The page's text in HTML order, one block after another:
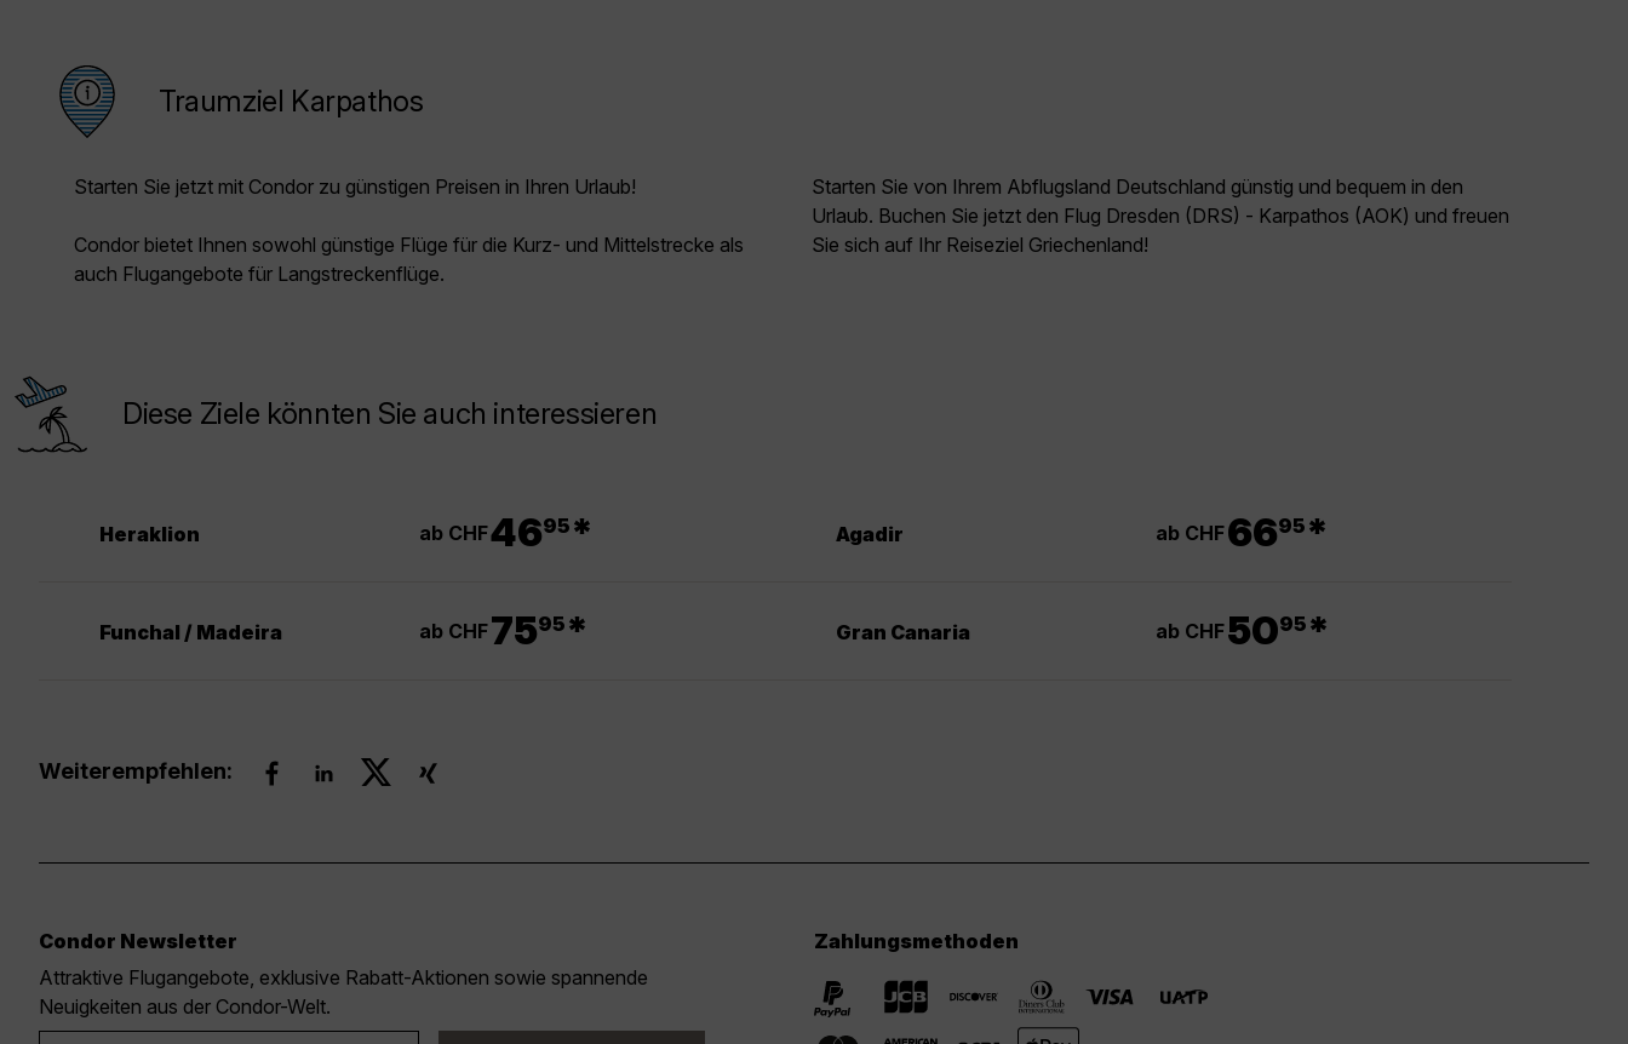
Traumziel Karpathos
Starten Sie jetzt mit Condor zu günstigen Preisen in Ihren Urlaub!
Condor bietet Ihnen sowohl günstige Flüge für die Kurz- und Mittelstrecke als
auch Flugangebote für Langstreckenflüge.
Starten Sie von Ihrem Abflugsland Deutschland günstig und bequem in den
Urlaub. Buchen Sie jetzt den Flug Dresden (DRS) - Karpathos (AOK) und freuen
Sie sich auf Ihr Reiseziel Griechenland!
Diese Ziele könnten Sie auch interessieren
Heraklion ab CHF4695 * Agadir ab CHF6695 *
Funchal / Madeira ab CHF7595 * Gran Canaria ab CHF5095 *
Weiterempfehlen:
Condor Newsletter
Attraktive Flugangebote, exklusive Rabatt-Aktionen sowie spannende
Neuigkeiten aus der Condor-Welt.
Zahlungsmethoden